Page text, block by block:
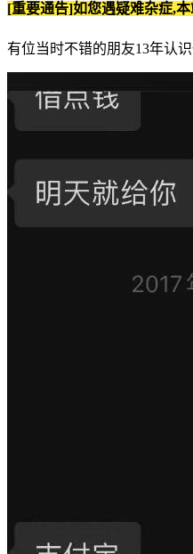
[重要通告]如您遇疑难杂症,
有位当时不错的朋友13年认